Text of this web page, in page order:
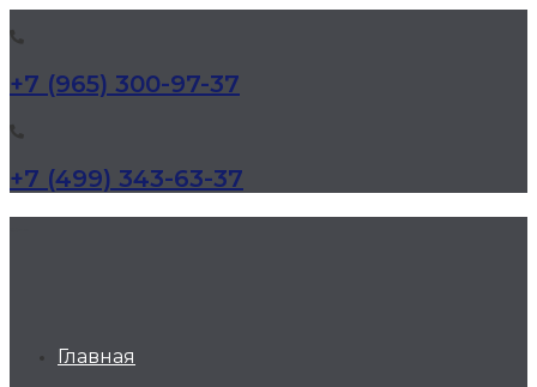
+7 (965) 300-97-37
+7 (499) 343-63-37
Главная